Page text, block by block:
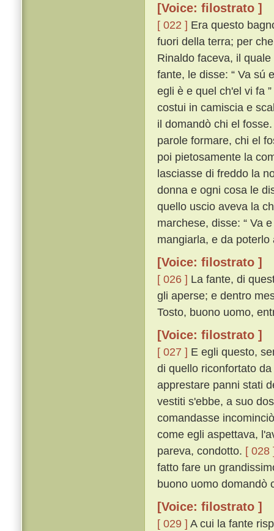
[Voice: filostrato ]
[ 022 ] Era questo
fuori della terra; per
Rinaldo faceva, il
fante, le disse: “ Va sú
egli è e quel ch'el vi fa
costui in camiscia e
il domandò chi el
parole formare, chi el
poi pietosamente la
lasciasse di freddo la
donna e ogni cosa le
quello uscio aveva la
marchese, disse: “ Va
mangiarla, e da poterlo
[Voice: filostrato ]
[ 026 ] La fante, di
gli aperse; e dentro
Tosto, buono uomo,
[Voice: filostrato ]
[ 027 ] E egli questo,
di quello riconfortato
apprestare panni stati
vestiti s'ebbe, a suo
comandasse
come egli aspettava,
pareva, condotto. [ 028
fatto fare un
buono uomo domandò
[Voice: filostrato ]
[ 029 ] A cui la fante